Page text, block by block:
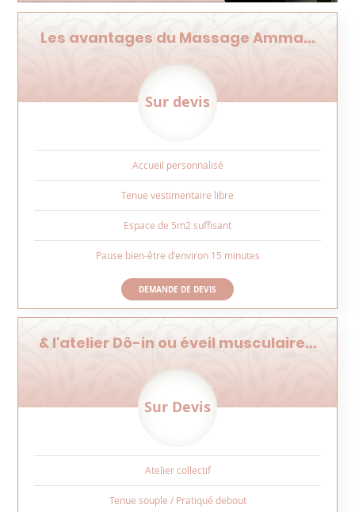
Les avantages du Massage Amma...
Sur devis
Accueil personnalisé
Tenue vestimentaire libre
Espace de 5m2 suffisant
Pause bien-être d'environ 15 minutes
DEMANDE DE DEVIS
& l'atelier Dô-in ou éveil musculaire...
Sur Devis
Atelier collectif
Tenue souple / Pratiqué debout